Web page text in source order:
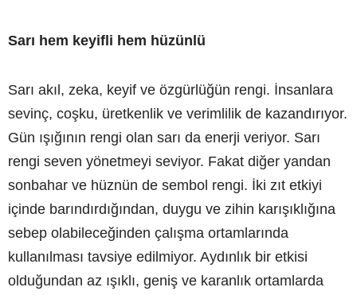
Sarı hem keyifli hem hüzünlü
Sarı akıl, zeka, keyif ve özgürlüğün rengi. İnsanlara
sevinç, coşku, üretkenlik ve verimlilik de kazandırıyor.
Gün ışığının rengi olan sarı da enerji veriyor. Sarı
rengi seven yönetmeyi seviyor. Fakat diğer yandan
sonbahar ve hüznün de sembol rengi. İki zıt etkiyi
içinde barındırdığından, duygu ve zihin karışıklığına
sebep olabileceğinden çalışma ortamlarında
kullanılması tavsiye edilmiyor. Aydınlık bir etkisi
olduğundan az ışıklı, geniş ve karanlık ortamlarda